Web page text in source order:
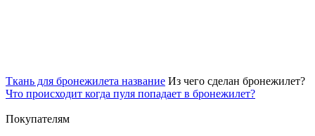
Ткань для бронежилета название Из чего сделан бронежилет?
Что происходит когда пуля попадает в бронежилет?
Покупателям